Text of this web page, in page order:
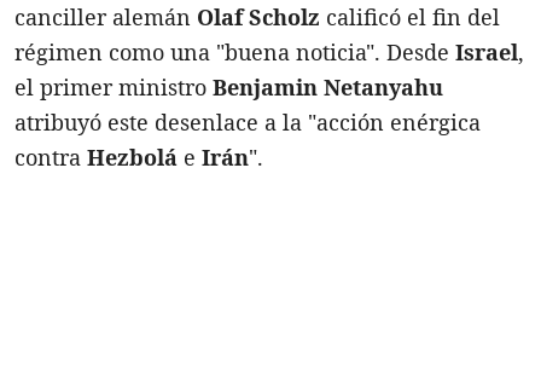
canciller alemán Olaf Scholz calificó el fin del
régimen como una "buena noticia". Desde Israel,
el primer ministro Benjamin Netanyahu
atribuyó este desenlace a la "acción enérgica
contra Hezbolá e Irán".